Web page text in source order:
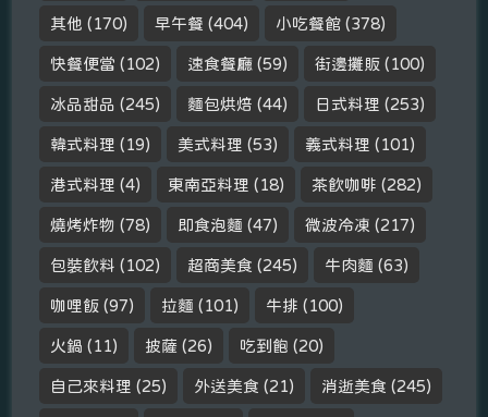
其他 (170) 早午餐 (404) 小吃餐館 (378)
快餐便當 (102) 速食餐廳 (59) 街邊攤販 (100)
冰品甜品 (245) 麵包烘焙 (44) 日式料理 (253)
韓式料理 (19) 美式料理 (53) 義式料理 (101)
港式料理 (4) 東南亞料理 (18) 茶飲咖啡 (282)
燒烤炸物 (78) 即食泡麵 (47) 微波冷凍 (217)
包裝飲料 (102) 超商美食 (245) 牛肉麵 (63)
咖哩飯 (97) 拉麵 (101) 牛排 (100)
火鍋 (11) 披薩 (26) 吃到飽 (20)
自己來料理 (25) 外送美食 (21) 消逝美食 (245)